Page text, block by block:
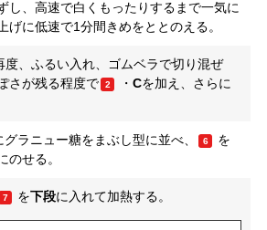
し、高速で白くもったりするまで一気に
げに低速で1分間きめをととのえる。
度、ふるい入れ、ゴムベラで切り混ぜ
さが残る程度で
2 ・ Cを加え、さらに
ラニュー糖をまぶし型に並べ、 6
を
のせる。
7 を下段に入れて加熱する。